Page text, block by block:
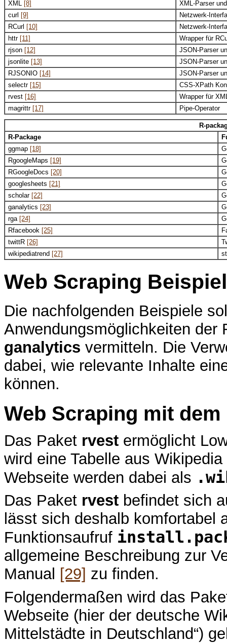
XML [8]
XML-Parser
curl [9]
Netzwerk-
RCurl [10]
Netzwerk-
httr [11]
Wrapper für
rjson [12]
JSON-Parser
jsonlite [13]
JSON-Parser
RJSONIO [14]
JSON-Parser
selectr [15]
CSS-XPath
rvest [16]
Wrapper für
magrittr [17] Pipe-Operator
R-
R-Package
ggmap [18]
RgoogleMaps [19]
RGoogleDocs [20]
googlesheets [21]
scholar [22]
ganalytics [23]
rga [24]
Rfacebook [25]
twittR [26]
wikipediatrend [27]
Web Scraping
Die nachfolgenden Beispiele
Anwendungsmöglichkeiten der
ganalytics vermitteln. Die
dabei, wie relevante Inhalte
können.
Web Scraping mit
Das Paket rvest ermöglicht
wird eine Tabelle aus Wikipedia
Webseite werden dabei als
Das Paket rvest befindet sich
lässt sich deshalb komfortabel
Funktionsaufruf
allgemeine Beschreibung zur
Manual [29] zu finden.
Folgendermaßen wird das
Webseite (hier der deutsche
Mittelstädte in Deutschland“)